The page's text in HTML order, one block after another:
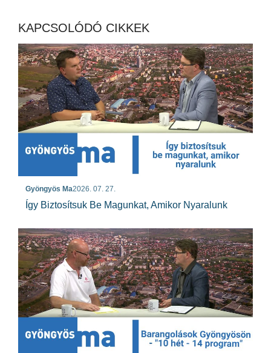
KAPCSOLÓDÓ CIKKEK
Gyöngyös Ma2026. 07. 27.
Így Biztosítsuk Be Magunkat, Amikor Nyaralunk